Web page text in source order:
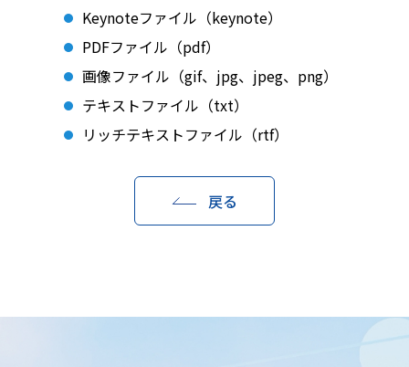
Keynoteファイル（keynote）
PDFファイル（pdf）
画像ファイル（gif、jpg、jpeg、png）
テキストファイル（txt）
リッチテキストファイル（rtf）
戻る